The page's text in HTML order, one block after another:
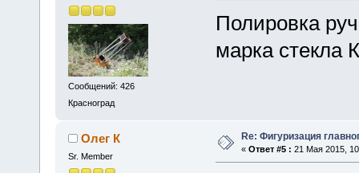
Сообщений: 426
Красноград
Полировка
марка стекла
Олег К
Sr. Member
Re: Фигуризация
« Ответ #5 : 21 Мая 2015,